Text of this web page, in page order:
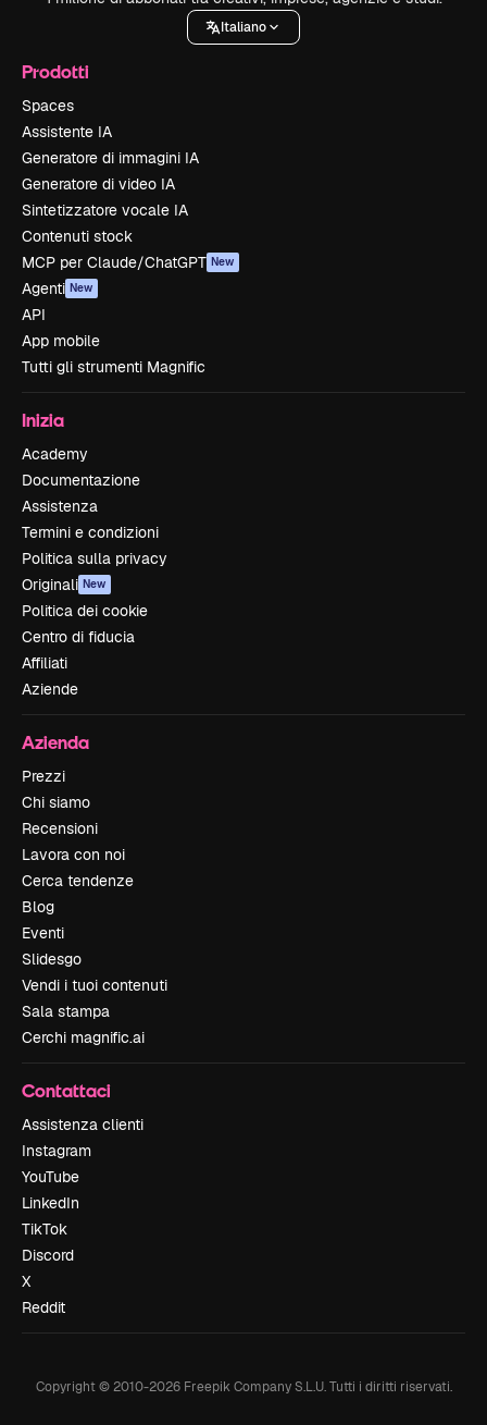
Italiano
Prodotti
Spaces
Assistente IA
Generatore di immagini IA
Generatore di video IA
Sintetizzatore vocale IA
Contenuti stock
MCP per Claude/ChatGPT New
Agenti New
API
App mobile
Tutti gli strumenti Magnific
Inizia
Academy
Documentazione
Assistenza
Termini e condizioni
Politica sulla privacy
Originali New
Politica dei cookie
Centro di fiducia
Affiliati
Aziende
Azienda
Prezzi
Chi siamo
Recensioni
Lavora con noi
Cerca tendenze
Blog
Eventi
Slidesgo
Vendi i tuoi contenuti
Sala stampa
Cerchi magnific.ai
Contattaci
Assistenza clienti
Instagram
YouTube
LinkedIn
TikTok
Discord
X
Reddit
Copyright © 2010-2026Freepik Company S.L.U. Tutti i diritti riservati.